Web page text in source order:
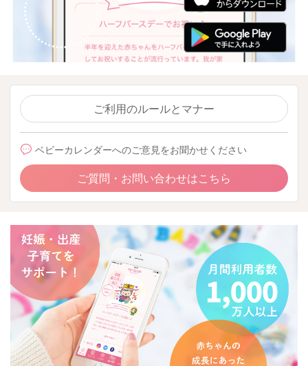
ご利用のルールとマナー
ベビーカレンダーへのご意見をお聞かせください
ご質問・お問い合わせはこちら